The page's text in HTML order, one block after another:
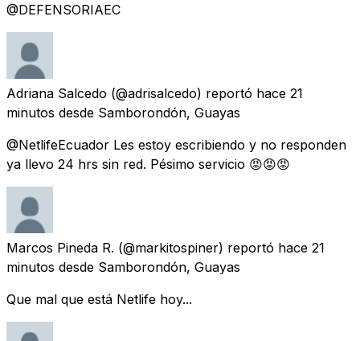
@DEFENSORIAEC
Adriana Salcedo (@adrisalcedo) reportó hace 21
minutos desde Samborondón, Guayas
@NetlifeEcuador Les estoy escribiendo y no responden
ya llevo 24 hrs sin red. Pésimo servicio 😡😡😡
Marcos Pineda R. (@markitospiner) reportó hace 21
minutos desde Samborondón, Guayas
Que mal que está Netlife hoy...